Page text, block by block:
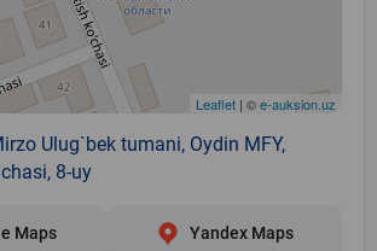
Leaflet | ©e-auksion.uz
Ulug`bek tumani, Oydin MFY,
8-uy
Maps Yandex Maps